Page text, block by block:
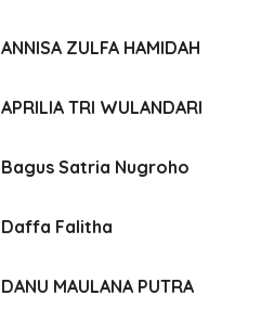
ANNISA ZULFA HAMIDAH
APRILIA TRI WULANDARI
Bagus Satria Nugroho
Daffa Falitha
DANU MAULANA PUTRA